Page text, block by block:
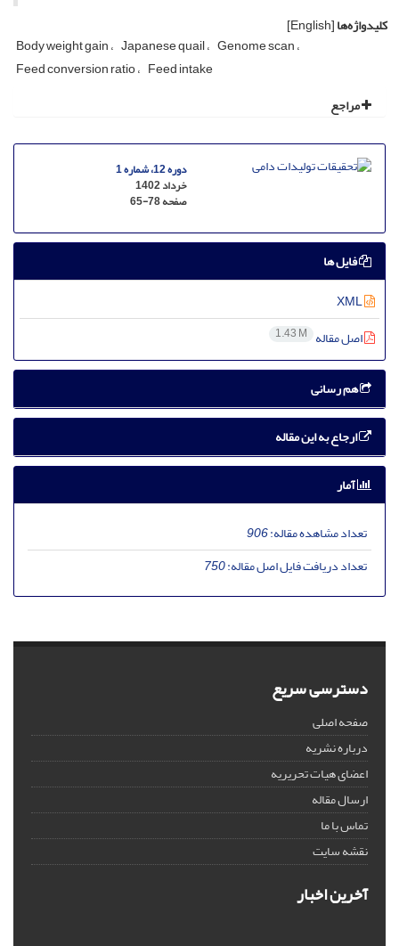
کلیدواژه‌ها[English]
Body weight gain Japanese quail Genome scan
Feed conversion ratio Feed intake
مراجع
دوره 12، شماره 1
خرداد 1402
صفحه65-78
فایل ها
اصل مقاله 1.43 M
هم رسانی
ارجاع به این مقاله
آمار
تعداد مشاهده مقاله:906
تعداد دریافت فایل اصل مقاله:750
دسترسی سریع
صفحه اصلی
درباره نشریه
اعضای هیات تحریریه
ارسال مقاله
تماس با ما
نقشه سایت
آخرین اخبار